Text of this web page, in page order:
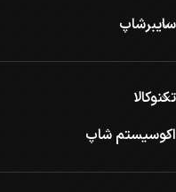
سایبرشاپ
تکنوکالا
اکوسیستم شاپ